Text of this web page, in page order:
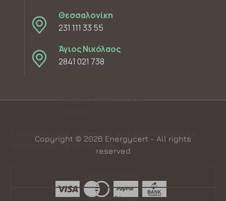
Διαχείριση Συγκατάθεσης
ιστότοπό μας και τις υπηρεσίες μας.
Δεν αποδέχομαι
Θεσσαλονίκη
231 111 33 55
Άγιος Νικόλαος
2841 021 738
Copyright © 2026 Energycert - All rights
reserved